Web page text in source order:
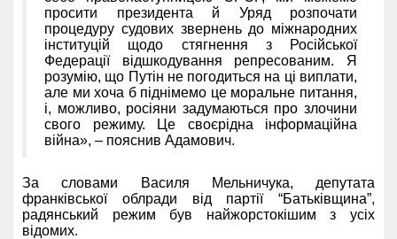
просити президента й Уряд розпочати
процедуру судових звернень до міжнародних
інституцій щодо стягнення з Російської
Федерації відшкодування репресованим. Я
розумію, що Путін не погодиться на ці виплати,
але ми хоча б піднімемо це моральне питання,
і, можливо, росіяни задумаються про злочини
свого режиму. Це своєрідна інформаційна
війна», – пояснив Адамович.
За словами Василя Мельничука, депутата
франківської облради від партії “Батьківщина”,
радянський режим був найжорстокішим з усіх
відомих.